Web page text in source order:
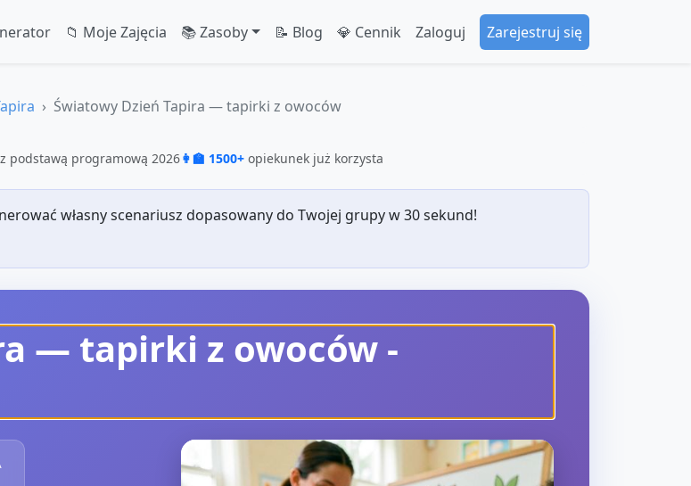
📁 Moje Zajęcia 📚 Zasoby 📝 Blog 💎 Cennik Zaloguj Zarejestruj się
Światowy Dzień Tapira — tapirki z owoców
podstawą programową 2026👩‍🏫 1500+ opiekunek już korzysta
własny scenariusz dopasowany do Twojej grupy w 30 sekund!
— tapirki z owoców -